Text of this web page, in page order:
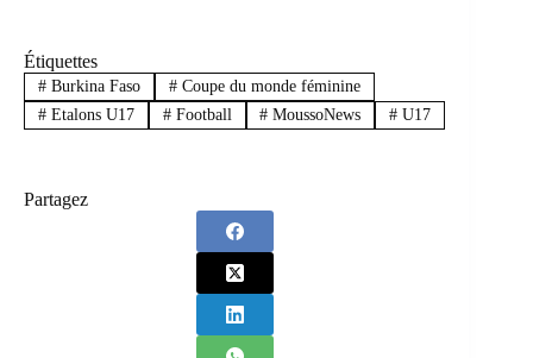
Étiquettes
#Burkina Faso #Coupe du monde féminine
#Etalons U17 #Football # MoussoNews # U17
Partagez